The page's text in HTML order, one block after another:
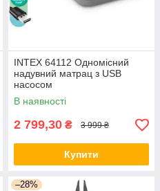
INTEX 64112 Одномісний
надувний матрац з USB
насосом
В наявності
2 799,30 ₴ 3 999 ₴
Купити
–28%